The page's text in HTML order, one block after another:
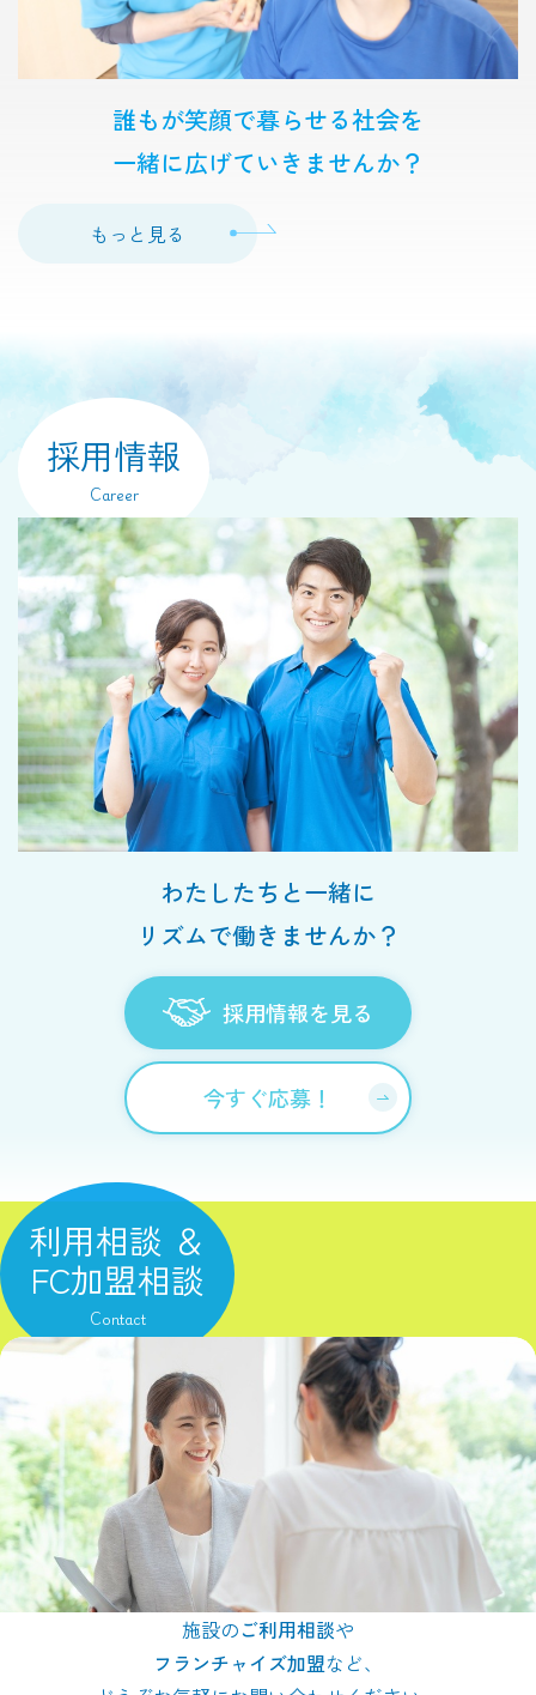
誰もが笑顔で暮らせる社会を
一緒に広げていきませんか？
もっと見る
採用情報
Career
わたしたちと一緒に
リズムで働きませんか？
採用情報を見る
今すぐ応募！
利用相談 ＆
FC加盟相談
Contact
施設のご利用相談や
フランチャイズ加盟など、